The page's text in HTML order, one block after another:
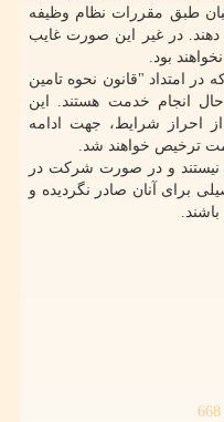
طبق مقررات نظام وظیفه
در غیر این صورت غایب
بود.
امتداد "قانون نحوه تامین
حال انجام خدمت هستند. این
احراز شرایط، جهت ادامه
ترخیص خواهند شد.
نیستند و در صورت شرکت در
برای آنان صادر نگردیده و
668